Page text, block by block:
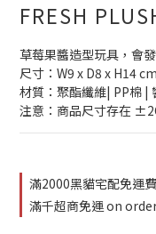
FRESH
草莓果醬造型玩具，會
尺寸：W9 x D8 x H14 cm
材質：聚酯纖維| PP棉 |
注意：商品尺寸存在
滿2000黑貓宅配免運
滿千超商免運 on